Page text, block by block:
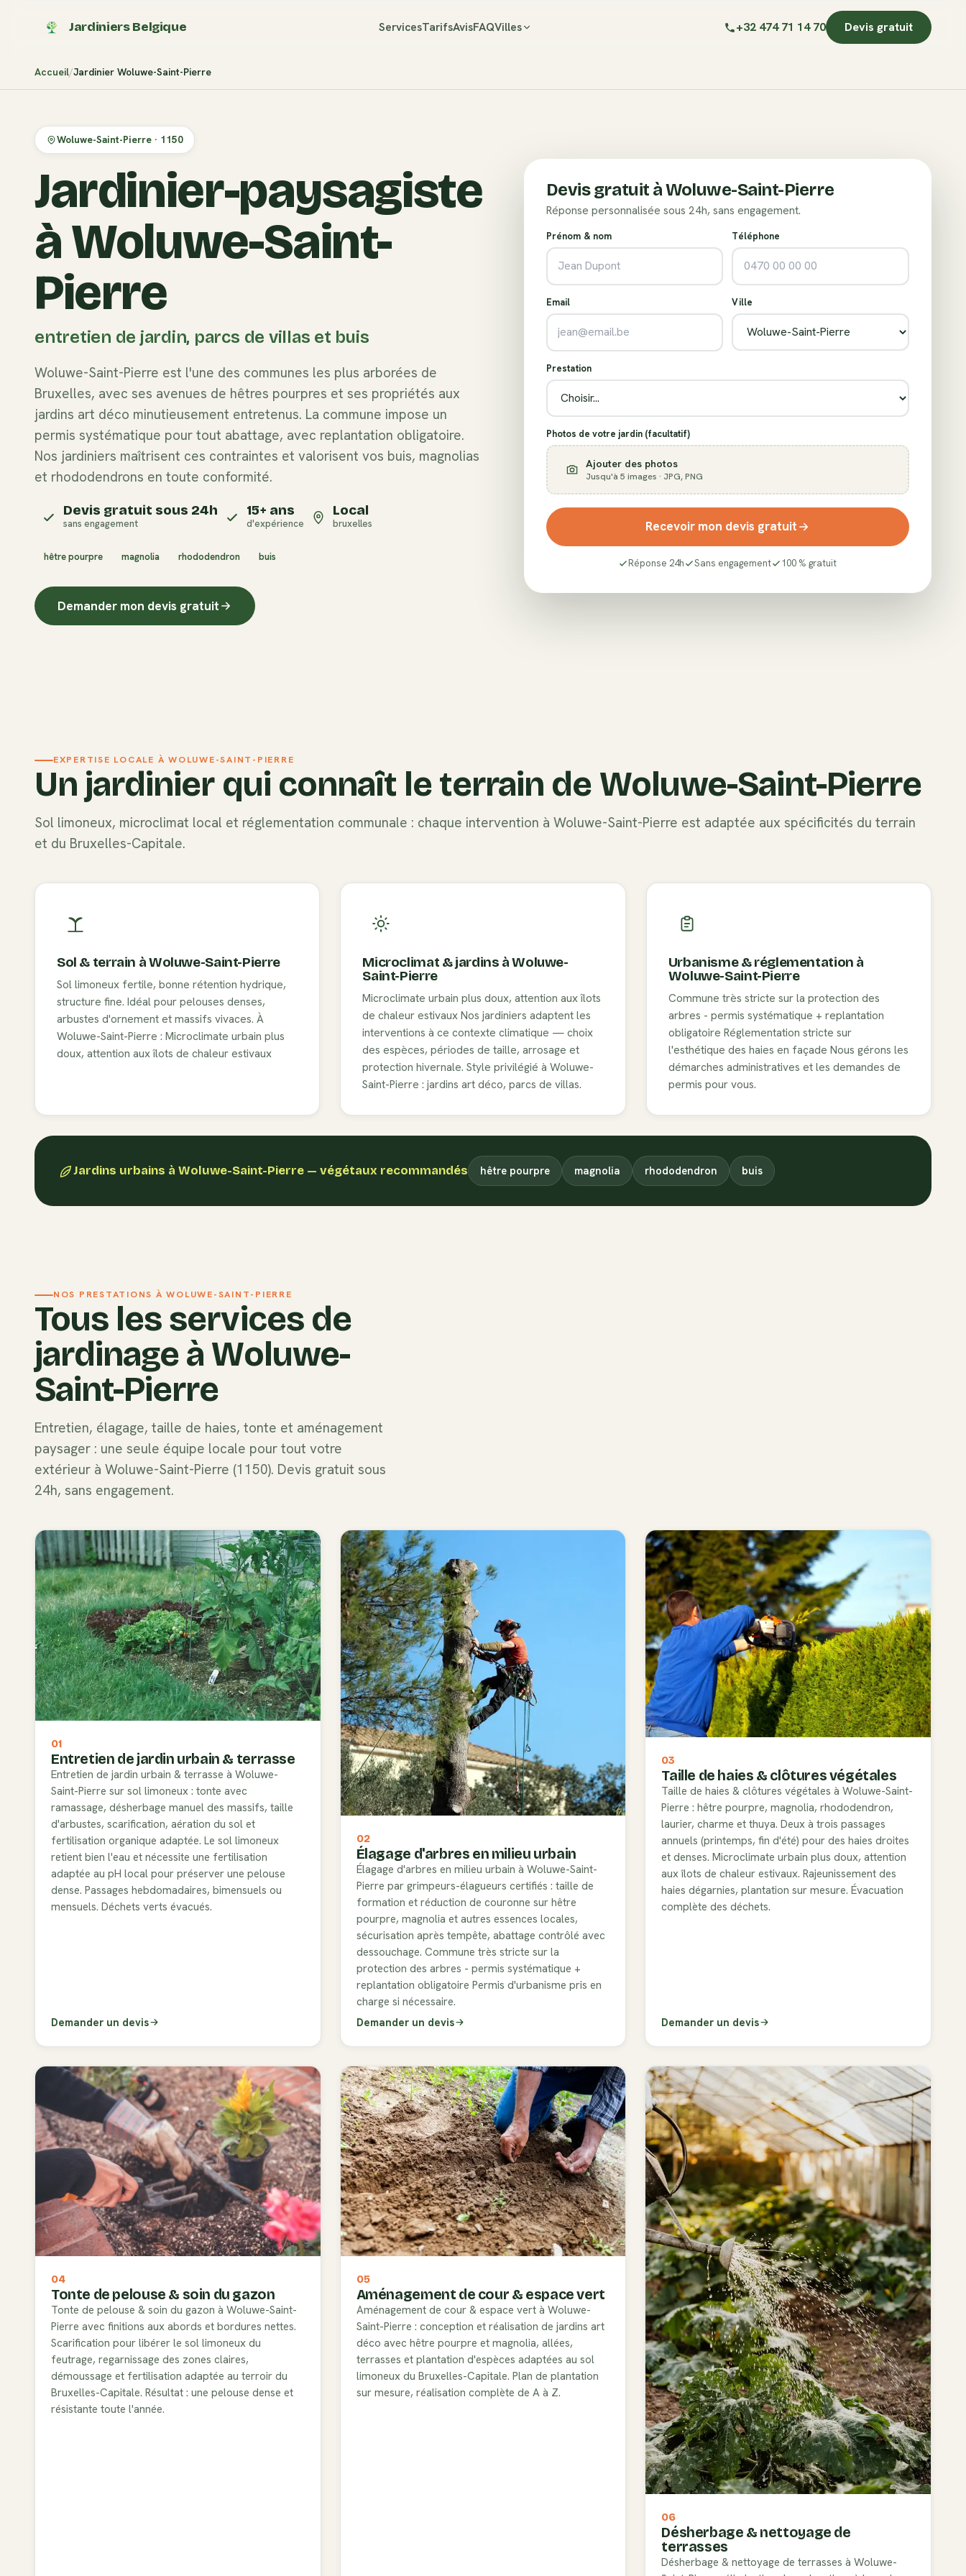
Jardiniers Belgique ServicesTarifsAvisFAQVilles +32 474 71 14 70 Devis gratuit
Accueil Jardinier Woluwe-Saint-Pierre
Woluwe-Saint-Pierre · 1150
Jardinier-paysagiste
à Woluwe-Saint-
Pierre
entretien de jardin, parcs de villas et buis
Woluwe-Saint-Pierre est l'une des communes les plus arborées de
Bruxelles, avec ses avenues de hêtres pourpres et ses propriétés aux
jardins art déco minutieusement entretenus. La commune impose un
permis systématique pour tout abattage, avec replantation obligatoire.
Nos jardiniers maîtrisent ces contraintes et valorisent vos buis, magnolias
et rhododendrons en toute conformité.
Devis gratuit sous 24h
sans engagement
15+ ans
d'expérience
Local
bruxelles
hêtre pourpre magnolia rhododendron buis
Demander mon devis gratuit
Devis gratuit àWoluwe-Saint-Pierre
Réponse personnalisée sous 24h, sans engagement.
Prénom & nom Téléphone
Email Ville
Prestation
Photos de votre jardin (facultatif)
Ajouter des photos
Jusqu'à 5 images · JPG, PNG
Recevoir mon devis gratuit
Réponse 24h Sans engagement 100 % gratuit
EXPERTISE LOCALE ÀWOLUWE-SAINT-PIERRE
Un jardinier qui connaît le terrain de Woluwe-Saint-Pierre
Sol limoneux, microclimat local et réglementation communale : chaque intervention à Woluwe-Saint-Pierre est adaptée aux spécificités du terrain
et du Bruxelles-Capitale.
Sol & terrain àWoluwe-Saint-Pierre
Sol limoneux fertile, bonne rétention hydrique,
structure fine. Idéal pour pelouses denses,
arbustes d'ornement et massifs vivaces. À
Woluwe-Saint-Pierre : Microclimate urbain plus
doux, attention aux îlots de chaleur estivaux
Microclimat & jardins àWoluwe-
Saint-Pierre
Microclimate urbain plus doux, attention aux îlots
de chaleur estivaux Nos jardiniers adaptent les
interventions à ce contexte climatique — choix
des espèces, périodes de taille, arrosage et
protection hivernale. Style privilégié àWoluwe-
Saint-Pierre :jardins art déco, parcs de villas.
Urbanisme & réglementation à
Woluwe-Saint-Pierre
Commune très stricte sur la protection des
arbres - permis systématique + replantation
obligatoire Réglementation stricte sur
l'esthétique des haies en façade Nous gérons les
démarches administratives et les demandes de
permis pour vous.
Jardins urbains à Woluwe-Saint-Pierre — végétaux recommandés hêtre pourpre magnolia rhododendron buis
NOS PRESTATIONS ÀWOLUWE-SAINT-PIERRE
Tous les services de
jardinage àWoluwe-
Saint-Pierre
Entretien, élagage, taille de haies, tonte et aménagement
paysager : une seule équipe locale pour tout votre
extérieur à Woluwe-Saint-Pierre (1150). Devis gratuit sous
24h, sans engagement.
01
Entretien de jardin urbain & terrasse
Entretien de jardin urbain & terrasse à Woluwe-
Saint-Pierre sur sol limoneux : tonte avec
ramassage, désherbage manuel des massifs, taille
d'arbustes, scarification, aération du sol et
fertilisation organique adaptée. Le sol limoneux
retient bien l'eau et nécessite une fertilisation
adaptée au pH local pour préserver une pelouse
dense. Passages hebdomadaires, bimensuels ou
mensuels. Déchets verts évacués.
Demander un devis
02
Élagage d'arbres en milieu urbain
Élagage d'arbres en milieu urbain à Woluwe-Saint-
Pierre par grimpeurs-élagueurs certifiés : taille de
formation et réduction de couronne sur hêtre
pourpre, magnolia et autres essences locales,
sécurisation après tempête, abattage contrôlé avec
dessouchage. Commune très stricte sur la
protection des arbres - permis systématique +
replantation obligatoire Permis d'urbanisme pris en
charge si nécessaire.
Demander un devis
03
Taille de haies & clôtures végétales
Taille de haies & clôtures végétales à Woluwe-Saint-
Pierre : hêtre pourpre, magnolia, rhododendron,
laurier, charme et thuya. Deux à trois passages
annuels (printemps, fin d'été) pour des haies droites
et denses. Microclimate urbain plus doux, attention
aux îlots de chaleur estivaux. Rajeunissement des
haies dégarnies, plantation sur mesure. Évacuation
complète des déchets.
Demander un devis
04
Tonte de pelouse & soin du gazon
Tonte de pelouse & soin du gazon à Woluwe-Saint-
Pierre avec finitions aux abords et bordures nettes.
Scarification pour libérer le sol limoneux du
feutrage, regarnissage des zones claires,
démoussage et fertilisation adaptée au terroir du
Bruxelles-Capitale. Résultat : une pelouse dense et
résistante toute l'année.
05
Aménagement de cour & espace vert
Aménagement de cour & espace vert à Woluwe-
Saint-Pierre : conception et réalisation de jardins art
déco avec hêtre pourpre et magnolia, allées,
terrasses et plantation d'espèces adaptées au sol
limoneux du Bruxelles-Capitale. Plan de plantation
sur mesure, réalisation complète de A à Z.
06
Désherbage & nettoyage de
terrasses
Désherbage & nettoyage de terrasses à Woluwe-